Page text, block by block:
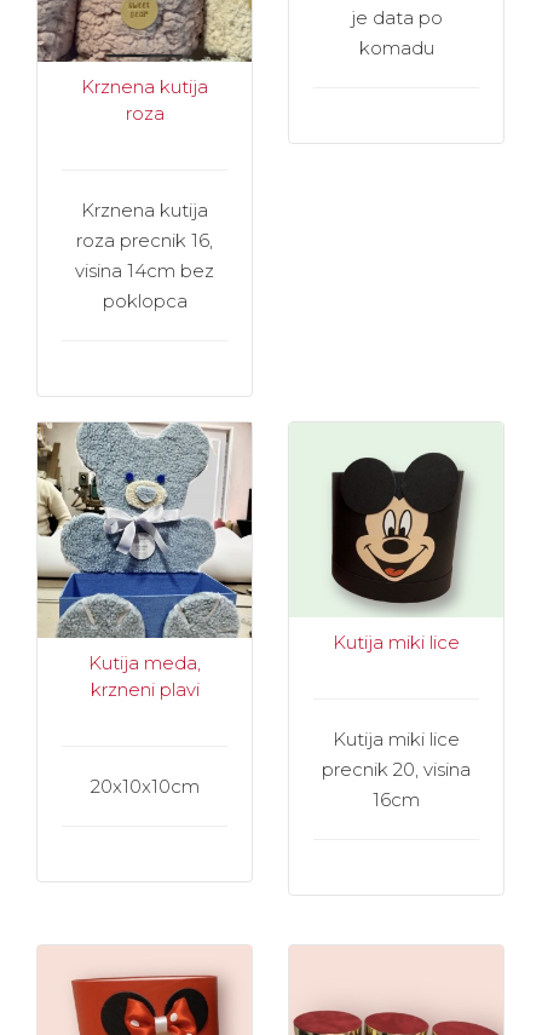
Krznena kutija
roza
Krznena kutija
roza precnik 16,
visina 14cm bez
poklopca
je data po
komadu
Kutija meda,
krzneni plavi
20x10x10cm
Kutija miki lice
Kutija miki lice
precnik 20, visina
16cm